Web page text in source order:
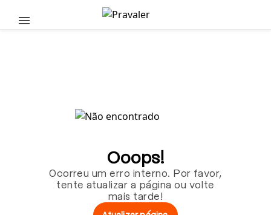
Pular para o conteúdo principal
Ooops!
Ocorreu um erro interno. Por favor,
tente atualizar a página ou volte
mais tarde!